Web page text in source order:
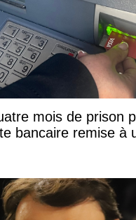
mois de prison
bancaire remise à